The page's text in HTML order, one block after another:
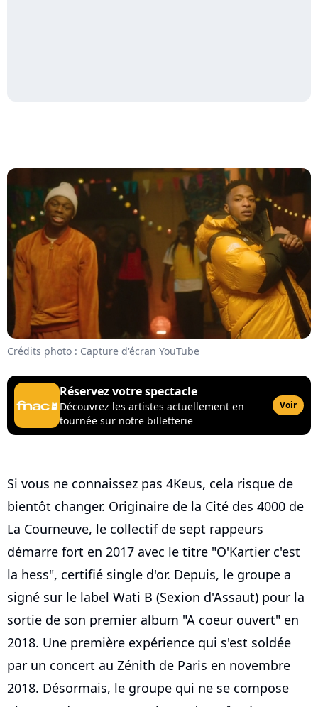
Crédits photo : Capture d'écran YouTube
Réservez votre spectacle
Découvrez les artistes actuellement en
tournée sur notre billetterie
Voir
Si vous ne connaissez pas 4Keus, cela risque de
bientôt changer. Originaire de la Cité des 4000 de
La Courneuve, le collectif de sept rappeurs
démarre fort en 2017 avec le titre "O'Kartier c'est
la hess", certifié single d'or. Depuis, le groupe a
signé sur le label Wati B (Sexion d'Assaut) pour la
sortie de son premier album "A coeur ouvert" en
2018. Une première expérience qui s'est soldée
par un concert au Zénith de Paris en novembre
2018. Désormais, le groupe qui ne se compose